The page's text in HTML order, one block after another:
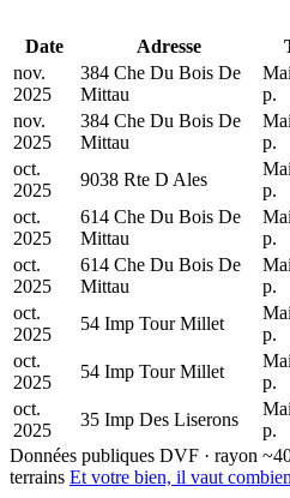
Date Adresse
nov.
2025
384 Che Du Bois De
Mittau
p.
nov.
2025
384 Che Du Bois De
Mittau
p.
oct.
2025
9038 Rte D Ales
p.
oct.
2025
614 Che Du Bois De
Mittau
p.
oct.
2025
614 Che Du Bois De
Mittau
p.
oct.
2025
54 Imp Tour Millet
p.
oct.
2025
54 Imp Tour Millet
p.
oct.
2025
35 Imp Des Liserons
p.
Données publiques DVF · rayon
terrains Et votre bien, il vaut